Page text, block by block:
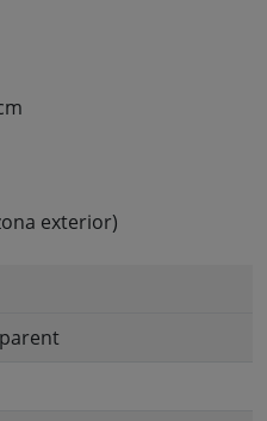
exterior)